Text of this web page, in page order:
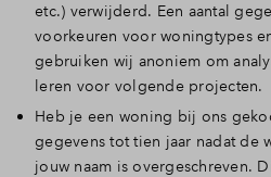
etc.) verwijderd. Een aantal
voorkeuren voor woningtypes
gebruiken wij anoniem om
leren voor volgende projecten.
Heb je een woning bij ons
gegevens tot tien jaar nadat de
jouw naam is overgeschreven.